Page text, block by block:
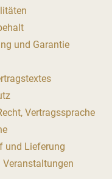
und Garantie
Vertragssprache
und Lieferung
Veranstaltungen